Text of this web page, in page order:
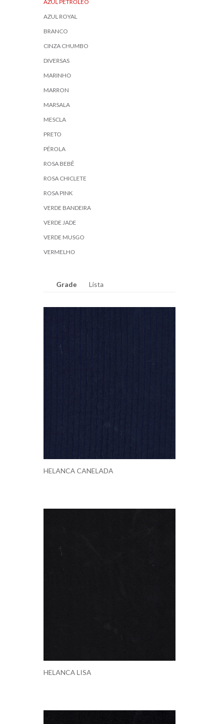
AZUL PETROLEO
AZUL ROYAL
BRANCO
CINZA CHUMBO
DIVERSAS
MARINHO
MARRON
MARSALA
MESCLA
PRETO
PÉROLA
ROSA BEBÊ
ROSA CHICLETE
ROSA PINK
VERDE BANDEIRA
VERDE JADE
VERDE MUSGO
VERMELHO
Grade Lista
HELANCA CANELADA
HELANCA LISA